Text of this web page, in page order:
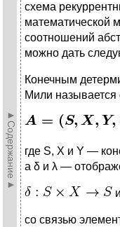
►Содержание►
схема
математической
соотношений
можно дать
Конечным
Мили называется
где S, X и Y —
а δ и λ —
и
со связью